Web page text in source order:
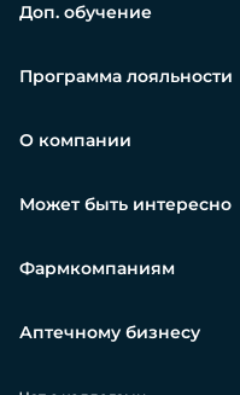
Доп. обучение
Программа лояльности
О компании
Может быть интересно
Фармкомпаниям
Аптечному бизнесу